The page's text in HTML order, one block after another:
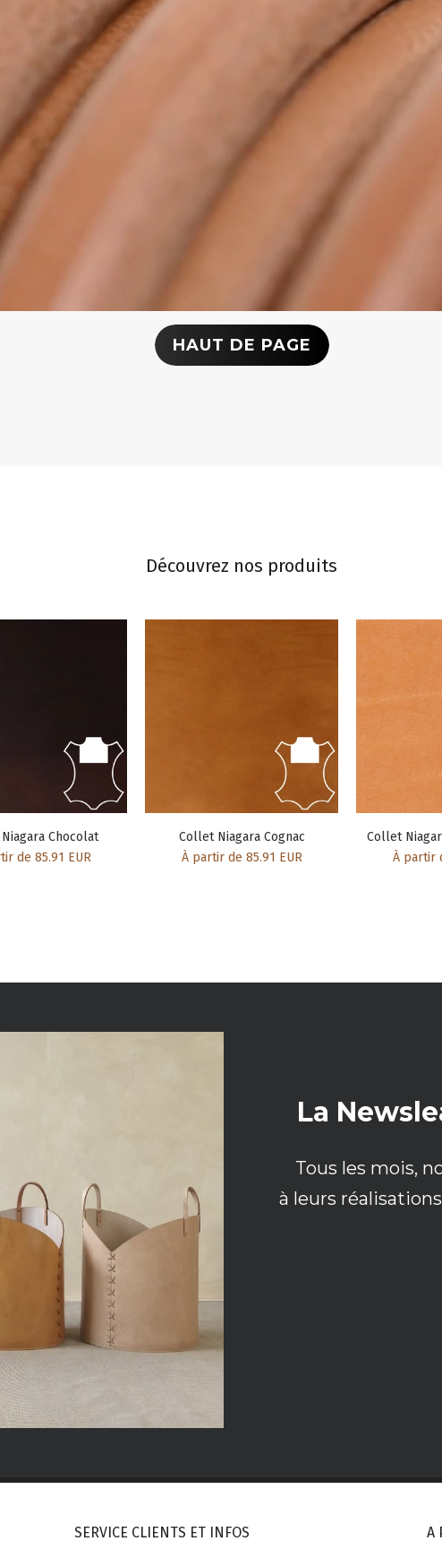
HAUT DE PAGE
Découvrez nos produits
Chocolat
de 85.91 EUR
Collet Niagara Cognac
À partir de 85.91 EUR
Collet
À partir
La
Tous les mois,
à leurs
SERVICE CLIENTS ET INFOS A